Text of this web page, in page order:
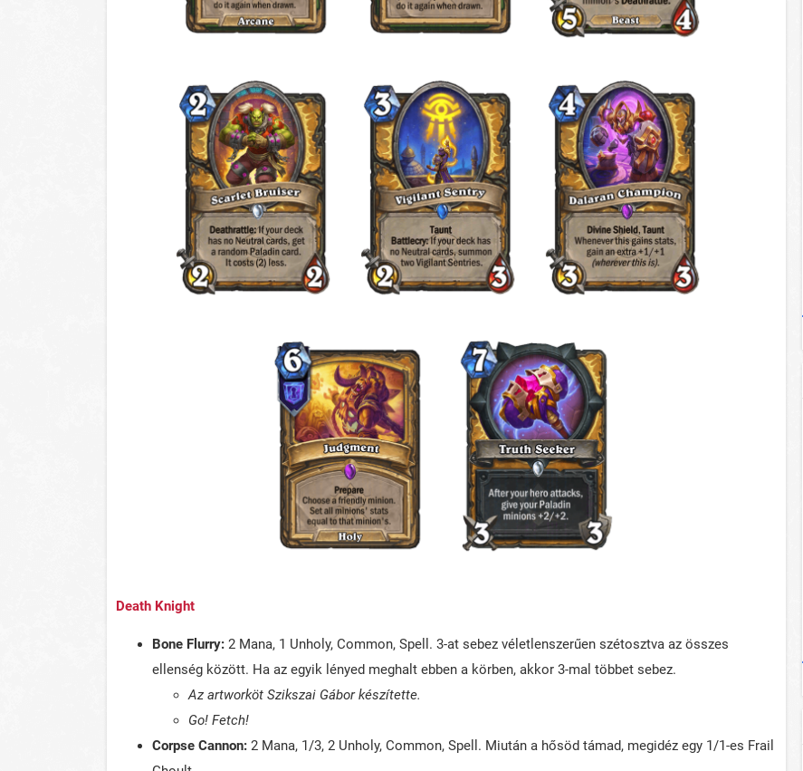
Death Knight
Bone Flurry: 2 Mana, 1 Unholy, Common, Spell. 3-at sebez véletlenszerűen szétosztva az összes
ellenség között. Ha az egyik lényed meghalt ebben a körben, akkor 3-mal többet sebez.
Az artworköt Szikszai Gábor készítette.
Go! Fetch!
Corpse Cannon: 2 Mana, 1/3, 2 Unholy, Common, Spell. Miután a hősöd támad, megidéz egy 1/1-es Frail